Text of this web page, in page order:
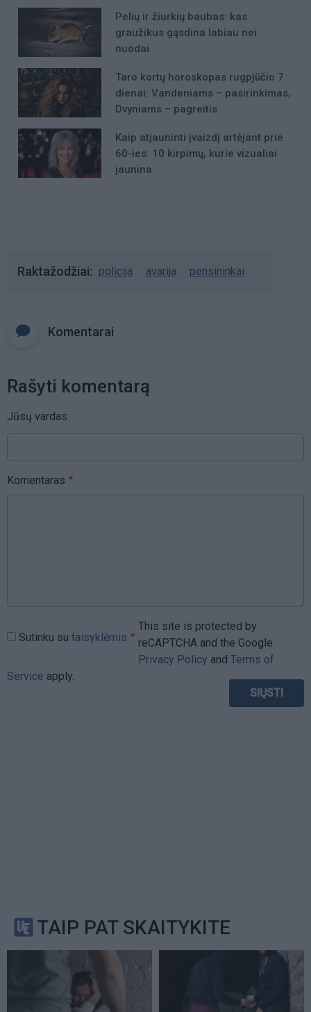
Pelių ir žiurkių baubas: kas
graužikus gąsdina labiau nei
nuodai
Taro kortų horoskopas rugpjūčio 7
dienai: Vandeniams – pasirinkimas,
Dvyniams – pagreitis
Kaip atjauninti įvaizdį artėjant prie
60-ies: 10 kirpimų, kurie vizualiai
jaunina
Raktažodžiai policija avarija pensininkai
Komentarai
Rašyti komentarą
Jūsų vardas
Komentaras
Sutinku su taisyklėmis
This site is protected by
reCAPTCHA and the Google
Privacy Policy and Terms of
Service apply.
TAIP PAT SKAITYKITE